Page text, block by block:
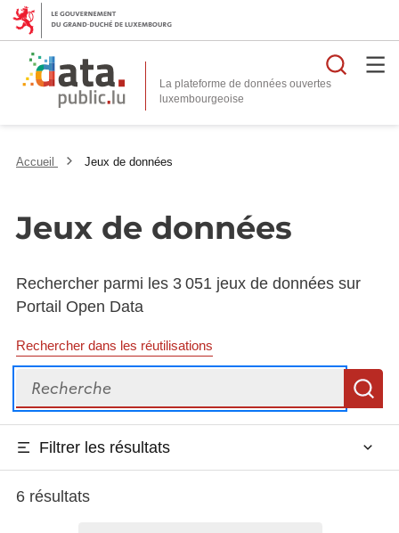
La plateforme de données ouvertes
Accueil Jeux de données
Jeux de données
Rechercher parmi les 3 051 jeux de données sur
Portail Open Data
Rechercher dans les réutilisations
Recherche
Filtrer les résultats
6 résultats